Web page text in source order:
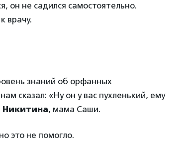
он не садился самостоятельно.
врачу.
знаний об орфанных
сказал: «Ну он у вас пухленький, ему
, мама Саши.
это не помогло.